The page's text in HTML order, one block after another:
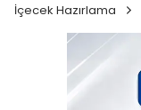
İçecek Hazırlama